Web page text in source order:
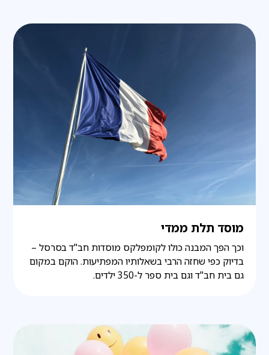
מוסד תלת ממדי
וכך הפך המבנה כולו לקומפלקס מוסדות חב"ד בסרסל –
בדיוק כפי שחזה הרבי בשאלותיו המפתיעות. הוקם במקום
גם בית חב"ד וגם בית ספר ל-350 ילדים.